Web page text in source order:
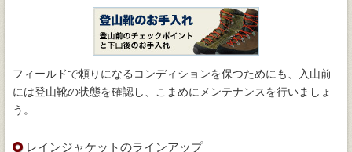
フィールドで頼りになるコンディションを保つためにも、入山前
には登山靴の状態を確認し、こまめにメンテナンスを行いましょ
う。
レインジャケットのラインアップ